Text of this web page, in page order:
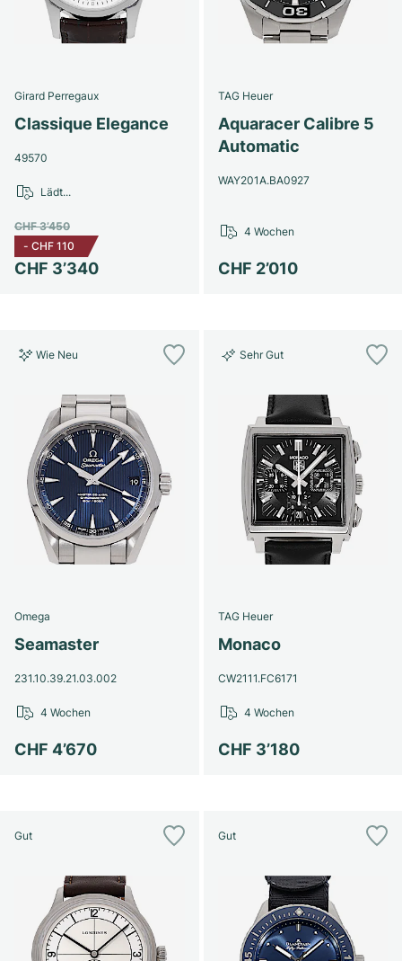
Girard Perregaux
Classique Elegance
49570
CHF 3’340
CHF 3’450
- CHF 110
Lädt...
TAG Heuer
Aquaracer Calibre 5
Automatic
WAY201A.BA0927
CHF 2’010
4 Wochen
Wie Neu
Omega
Seamaster
231.10.39.21.03.002
CHF 4’670
4 Wochen
Sehr Gut
TAG Heuer
Monaco
CW2111.FC6171
CHF 3’180
4 Wochen
Gut Gut